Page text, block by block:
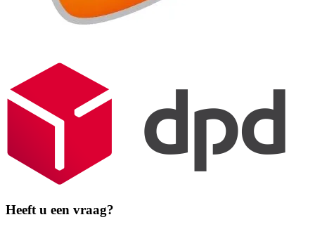
Heeft u een vraag?